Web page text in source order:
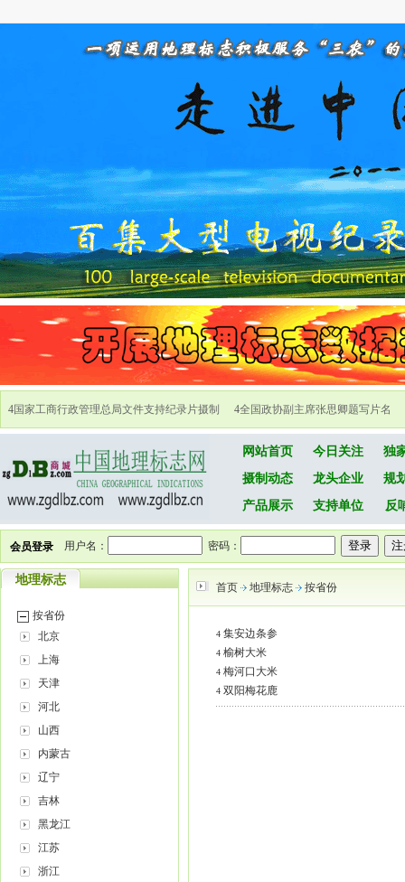
4国家工商行政管理总局文件支持纪录片摄制 4全国政协副主席张思卿题写片名
网站首页 今日关注
独
摄制动态
龙头企业
规
产品展示
支持单位 反
会员登录 用户名： 密码：
地理标志
按省份
北京
上海
天津
河北
山西
内蒙古
辽宁
吉林
黑龙江
江苏
浙江
首页 地理标志 按省份
4 集安边条参
4 榆树大米
4 梅河口大米
4 双阳梅花鹿